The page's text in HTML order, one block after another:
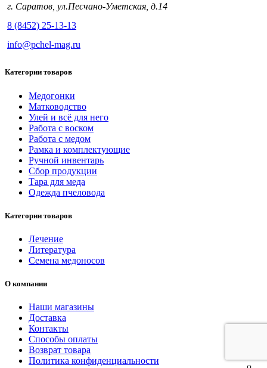
г. Саратов, ул.Песчано-Уметская, д.14
8 (8452) 25-13-13
info@pchel-mag.ru
Категории товаров
Медогонки
Матководство
Улей и всё для него
Работа с воском
Работа с медом
Рамка и комплектующие
Ручной инвентарь
Сбор продукции
Тара для меда
Одежда пчеловода
Категории товаров
Лечение
Литература
Семена медоносов
О компании
Наши магазины
Доставка
Контакты
Способы оплаты
Возврат товара
Политика конфиденциальности